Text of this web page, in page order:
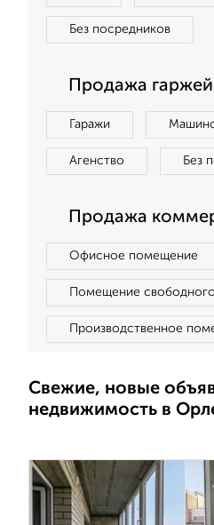
Без посредников
Продажа
Гаражи
Агенство Без
Продажа
Офисное помещение
Помещение
Производственное
Свежие, новые
недвижимость в